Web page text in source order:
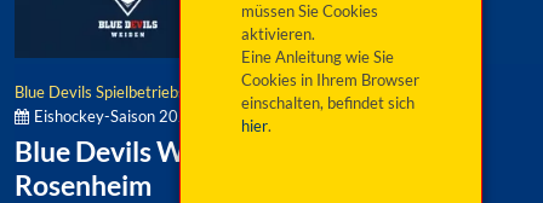
müssen Sie Cookies
aktivieren.
Eine Anleitung wie Sie
Cookies in Ihrem Browser
einschalten, befindet sich
hier.
Blue Devils Spielbetriebs GmbH
Eishockey-Saison 2025/2026:
Blue Devils Weiden vs. Starbulls
Rosenheim